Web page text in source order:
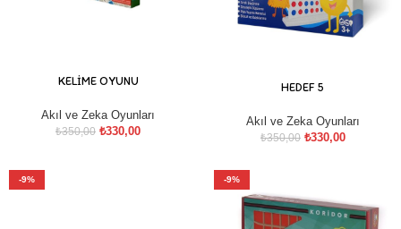
KELİME OYUNU
Akıl ve Zeka Oyunları
₺350,00 ₺330,00
HEDEF 5
Akıl ve Zeka Oyunları
₺350,00 ₺330,00
-9% -9%